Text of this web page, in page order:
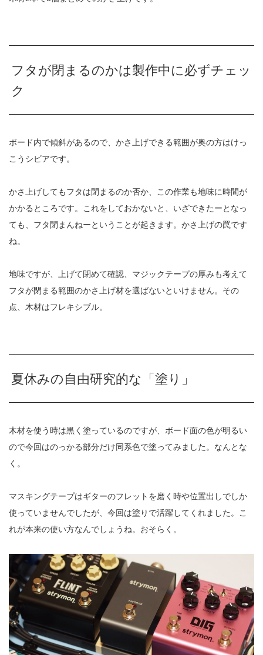
フタが閉まるのかは製作中に必ずチェッ
ク
ボード内で傾斜があるので、かさ上げできる範囲が奥の方はけっ
こうシビアです。
かさ上げしてもフタは閉まるのか否か、この作業も地味に時間が
かかるところです。これをしておかないと、いざできたーとなっ
ても、フタ閉まんねーということが起きます。かさ上げの罠です
ね。
地味ですが、上げて閉めて確認、マジックテープの厚みも考えて
フタが閉まる範囲のかさ上げ材を選ばないといけません。その
点、木材はフレキシブル。
夏休みの自由研究的な「塗り」
木材を使う時は黒く塗っているのですが、ボード面の色が明るい
ので今回はのっかる部分だけ同系色で塗ってみました。なんとな
く。
マスキングテープはギターのフレットを磨く時や位置出しでしか
使っていませんでしたが、今回は塗りで活躍してくれました。こ
れが本来の使い方なんでしょうね。おそらく。